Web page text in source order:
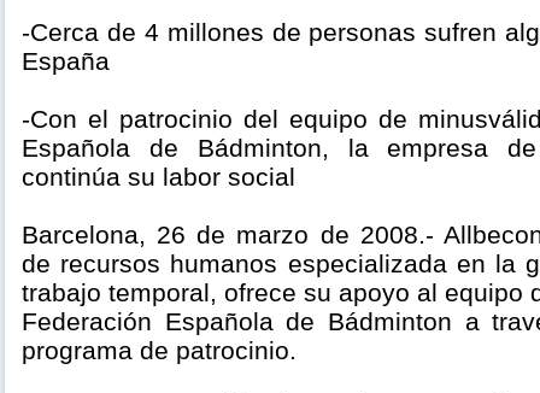
-Cerca de 4 millones de personas sufren
España
-Con el patrocinio del equipo de
Española de Bádminton, la empresa
continúa su labor social
Barcelona, 26 de marzo de 2008.-
de recursos humanos especializada en la
trabajo temporal, ofrece su apoyo al equipo
Federación Española de Bádminton a
programa de patrocinio.